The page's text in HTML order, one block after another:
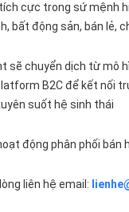
cực trong sứ mệnh
bất động sản, bán lẻ,
sẽ chuyển dịch từ mô
B2C để kết nối
suốt hệ sinh thái
động phân phối bán
liên hệ email: